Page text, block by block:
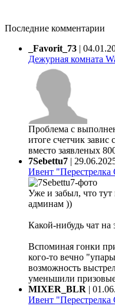
Последние комментарии
_Favorit_73 |
Дежурная комната
Проблема с
итоге счетчик
вместо заявленых
7Sebettu7 |
Ивент
Уже и забыл, что тут
админам ))
Какой-нибудь чат
Вспоминая гонки
кого-то вечно
возможность
уменьшили
MIXER_BLR |
Ивент